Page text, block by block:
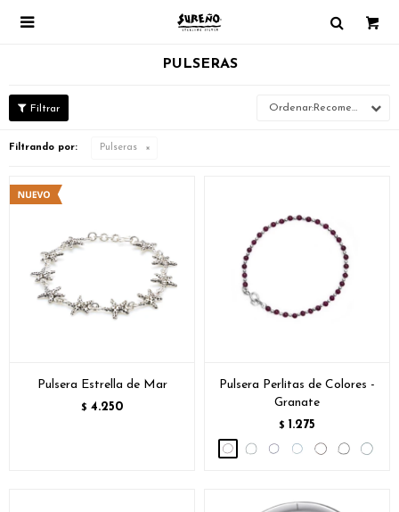

PULSERAS
Recomendados
Filtrando por: Pulseras
Pulsera Estrella de Mar
$ 4.250
Pulsera Perlitas de Colores -
Granate
$ 1.275